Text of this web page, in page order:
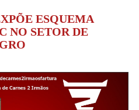
ESQUEMA
NO SETOR DE